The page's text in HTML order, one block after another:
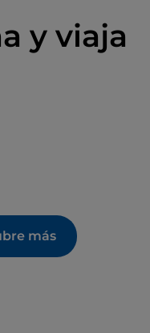
y viaja
más